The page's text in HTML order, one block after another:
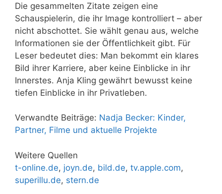
Die gesammelten Zitate zeigen eine
Schauspielerin, die ihr Image kontrolliert – aber
nicht abschottet. Sie wählt genau aus, welche
Informationen sie der Öffentlichkeit gibt. Für
Leser bedeutet dies: Man bekommt ein klares
Bild ihrer Karriere, aber keine Einblicke in ihr
Innerstes. Anja Kling gewährt bewusst keine
tiefen Einblicke in ihr Privatleben.
Verwandte Beiträge: Nadja Becker: Kinder,
Partner, Filme und aktuelle Projekte
Weitere Quellen
t-online.de, joyn.de, bild.de, tv.apple.com,
superillu.de, stern.de